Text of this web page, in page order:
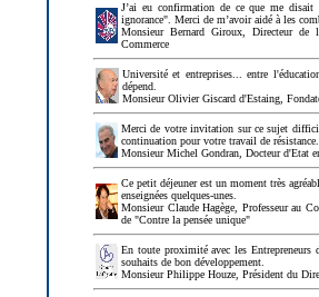
J’ai eu confirmation de ce que me disait
ignorance". Merci de m’avoir aidé à les
Monsieur Bernard Giroux, Directeur de
Commerce
Université et entreprises... entre
dépend.
Monsieur Olivier Giscard d'Estaing,
Merci de votre invitation sur ce sujet
continuation pour votre travail de
Monsieur Michel Gondran, Docteur d'Etat
Ce petit déjeuner est un moment très
enseignées quelques-unes.
Monsieur Claude Hagège, Professeur au
de "Contre la pensée unique"
En toute proximité avec les
souhaits de bon développement.
Monsieur Philippe Houze, Président du